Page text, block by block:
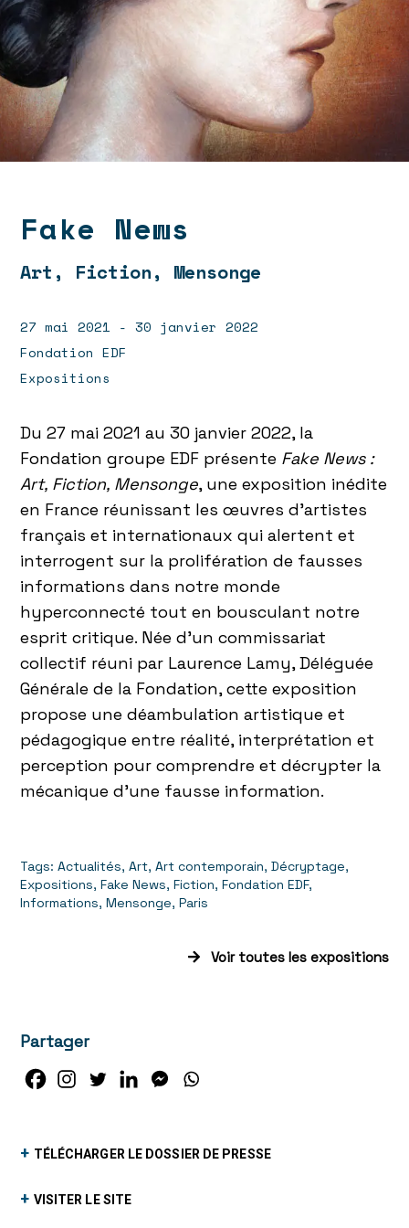
Fake News
Art, Fiction, Mensonge
27 mai 2021 - 30 janvier 2022
Fondation EDF
Expositions
Du 27 mai 2021 au 30 janvier 2022, la
Fondation groupe EDF présente Fake News :
Art, Fiction, Mensonge, une exposition inédite
en France réunissant les œuvres d’artistes
français et internationaux qui alertent et
interrogent sur la prolifération de fausses
informations dans notre monde
hyperconnecté tout en bousculant notre
esprit critique. Née d’un commissariat
collectif réuni par Laurence Lamy, Déléguée
Générale de la Fondation, cette exposition
propose une déambulation artistique et
pédagogique entre réalité, interprétation et
perception pour comprendre et décrypter la
mécanique d’une fausse information.
Tags:Actualités, Art, Art contemporain, Décryptage,
Expositions, Fake News, Fiction, Fondation EDF,
Informations, Mensonge, Paris
Voir toutes les expositions
Partager
+ TÉLÉCHARGER LE DOSSIER DE PRESSE
+ VISITER LE SITE